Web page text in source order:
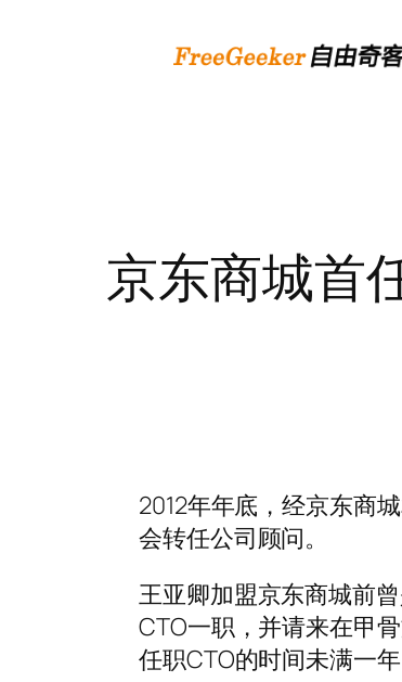
京东商城首
2012年年底，经京东商
会转任公司顾问。
王亚卿加盟京东商城前
CTO一职，并请来在甲
任职CTO的时间未满一年